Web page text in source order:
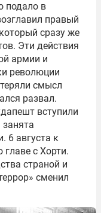
подало в
правый
сразу же
Эти действия
армии и
революции
смысл
развал.
вступили
6 августа к
главе с Хорти.
страной и
сменил